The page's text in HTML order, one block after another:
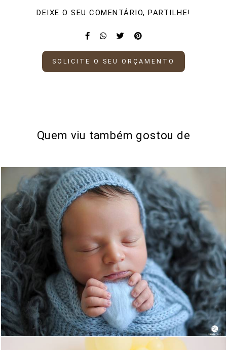
DEIXE O SEU COMENTÁRIO, PARTILHE!
SOLICITE O SEU ORÇAMENTO
Quem viu também gostou de
1786 0